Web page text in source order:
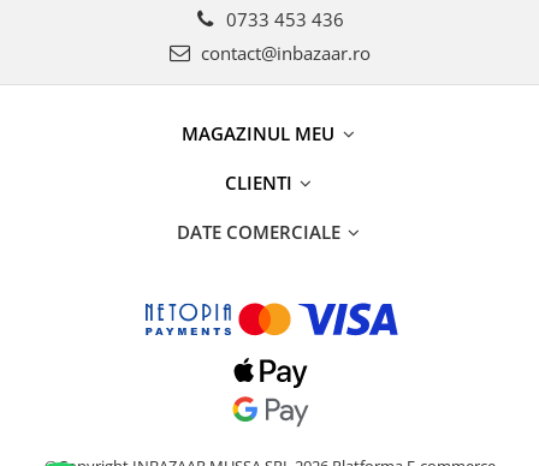
0733 453 436
contact@inbazaar.ro
MAGAZINUL MEU
CLIENTI
DATE COMERCIALE